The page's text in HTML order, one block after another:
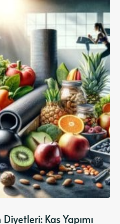
Kas Yapımı